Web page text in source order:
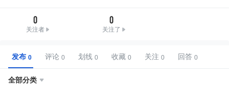
0
关注者
0
关注了
发布 评论 划线 收藏 关注 回答
全部分类 